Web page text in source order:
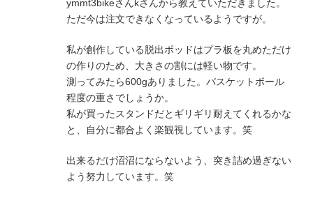
ymmt3bikeさんkさんから教えていただきました。
ただ今は注文できなくなっているようですが。
私が創作している脱出ポッドはプラ板を丸めただけ
の作りのため、大きさの割には軽い物です。
測ってみたら600gありました。バスケットボール
程度の重さでしょうか。
私が買ったスタンドだとギリギリ耐えてくれるかな
と、自分に都合よく楽観視しています。笑
出来るだけ沼沼にならないよう、突き詰め過ぎない
よう努力しています。笑